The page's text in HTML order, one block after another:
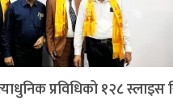
प्रविधिको १२८ स्लाइस